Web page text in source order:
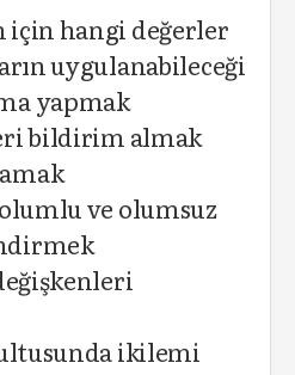
için hangi değerler
uygulanabileceği
yapmak
bildirim almak
ve olumsuz
ikilemi